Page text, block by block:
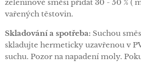
zeleninové směsi přidat 30 - 50 % (
vařených těstovin.
Skladování a spotřeba: Suchou
skladujte hermeticky uzavřenou v
suchu. Pozor na napadení moly.